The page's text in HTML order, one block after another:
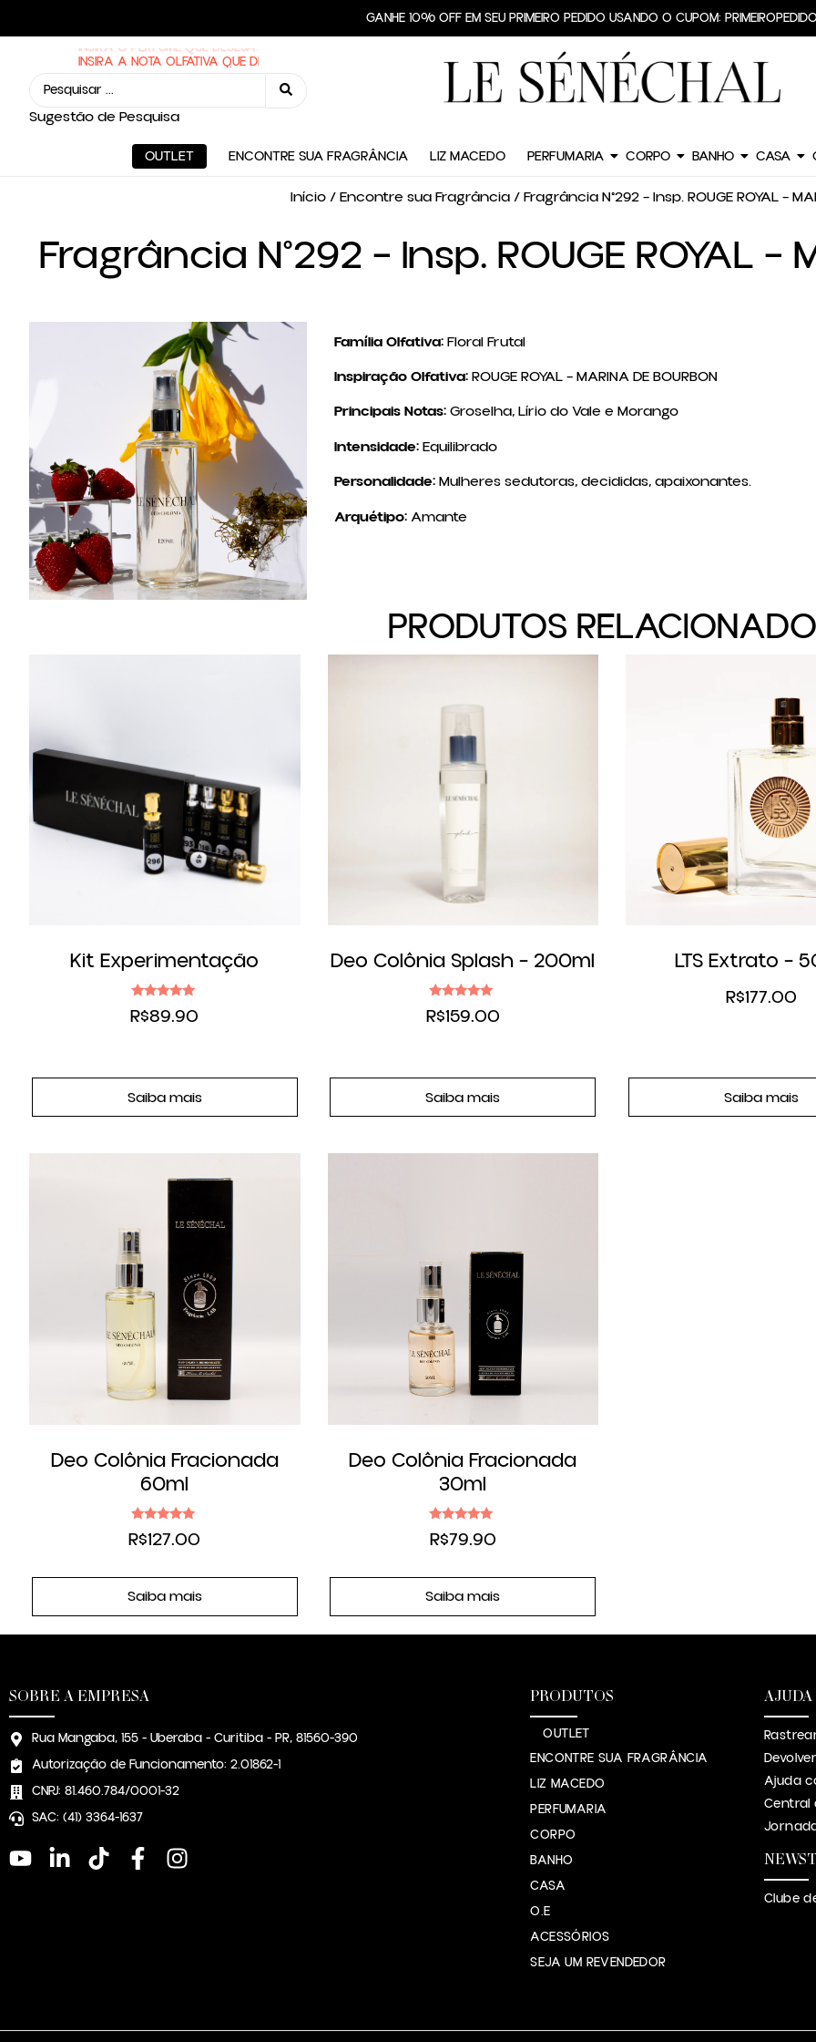
GANHE 10% OFF EM SEU PRIMEIRO PEDIDO USANDO O CUPOM:
FRETE GRÁTIS PARA TODO O BRASIL EM PEDIDOS A PARTIR DE R$299,90
INSIRA O PERFUME QUE DESEJA:
Sugestão de Pesquisa
OUTLET ENCONTRE SUA FRAGRÂNCIA LIZ MACEDO PERFUMARIA CORPO BANHO CASA
Início/Encontre sua Fragrância/ Fragrância N°292 – Insp. ROUGE ROYAL –
Fragrância N°292 – Insp. ROUGE ROYAL –
Família Olfativa:Floral Frutal
Inspiração Olfativa:ROUGE ROYAL – MARINA DE BOURBON
Principais Notas:Groselha, Lírio do Vale e Morango
Intensidade:Equilibrado
Personalidade:Mulheres sedutoras, decididas, apaixonantes.
Arquétipo:Amante
PRODUTOS
Kit Experimentação
Avaliação
5.00
R$89.90
Saiba mais
Deo Colônia Splash – 200ml
Avaliação
5.00
R$159.00
Saiba mais
LTS Extrato –
R$177.00
Saiba mais
Deo Colônia Fracionada
60ml
Avaliação
4.83
R$127.00
Saiba mais
Deo Colônia Fracionada
30ml
Avaliação
5.00
R$79.90
Saiba mais
SOBRE A EMPRESA
Rua Mangaba, 155 - Uberaba - Curitiba - PR, 81560-390
Autorização de Funcionamento: 2.01862-1
CNPJ: 81.460.784/0001-32
SAC: (41) 3364-1637
PRODUTOS
OUTLET
ENCONTRE SUA FRAGRÂNCIA
LIZ MACEDO
PERFUMARIA
CORPO
BANHO
CASA
O.E
ACESSÓRIOS
SEJA UM REVENDEDOR
Ajuda
Central
Clube